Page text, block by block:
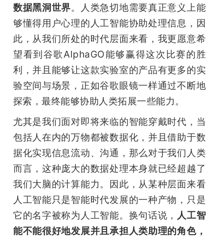
数据黑洞世界。人类急切地需要真正意义上能
够懂得用户心理的人工智能协助处理信息，因
此，从我们所处的时代层面来看，我更愿意希
望看到谷歌AlphaGO能够赢得这次比赛的胜
利，并且能够让这款实验室的产品有更多的实
验空间与场景，正如谷歌眼镜一样通过不断地
探索，最终能够协助人类拓展一些能力。
尤其是我们面对即将来临的智能穿戴时代，当
包括人在内的万物都被数据化，并且借助于数
据化实现信息流动、沟通，那么对于我们人类
而言，这种庞大的数据处理本身就已经超越了
我们大脑的计算能力。因此，从某种层面来看
人工智能只是智能时代发展的一种产物，只是
它的名字被称为人工智能。换句话说， 人工智
能不能很好地发展并且承担人类助理的角色，